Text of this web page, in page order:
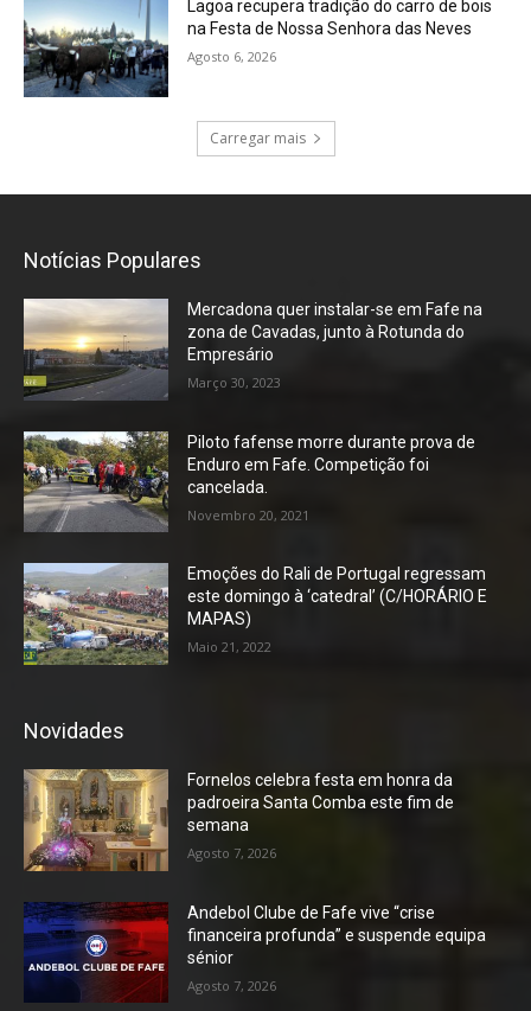
Lagoa recupera tradição do carro de bois
na Festa de Nossa Senhora das Neves
Agosto 6, 2026
Carregar mais
Notícias Populares
Mercadona quer instalar-se em Fafe na
zona de Cavadas, junto à Rotunda do
Empresário
Março 30, 2023
Piloto fafense morre durante prova de
Enduro em Fafe. Competição foi
cancelada.
Novembro 20, 2021
Emoções do Rali de Portugal regressam
este domingo à ‘catedral’ (C/HORÁRIO E
MAPAS)
Maio 21, 2022
Novidades
Fornelos celebra festa em honra da
padroeira Santa Comba este fim de
semana
Agosto 7, 2026
Andebol Clube de Fafe vive “crise
financeira profunda” e suspende equipa
sénior
Agosto 7, 2026